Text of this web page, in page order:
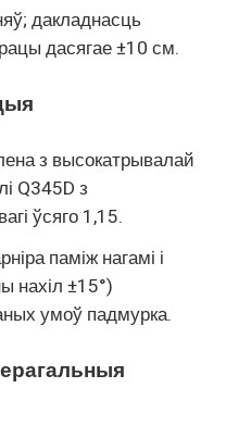
дакладнасць
дасягае ±10 см.
з высокатрывалай
Q345D з
ўсяго 1,15.
паміж нагамі і
нахіл ±15°)
умоў падмурка.